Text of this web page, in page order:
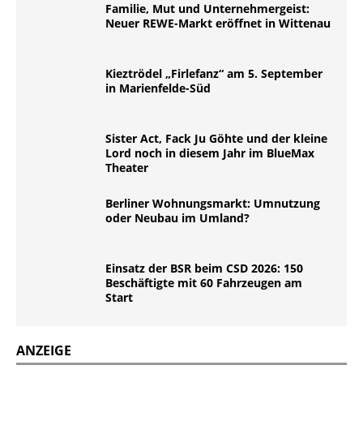
Familie, Mut und Unternehmergeist:
Neuer REWE-Markt eröffnet in Wittenau
Kieztrödel „Firlefanz“ am 5. September
in Marienfelde-Süd
Sister Act, Fack Ju Göhte und der kleine
Lord noch in diesem Jahr im BlueMax
Theater
Berliner Wohnungsmarkt: Umnutzung
oder Neubau im Umland?
Einsatz der BSR beim CSD 2026: 150
Beschäftigte mit 60 Fahrzeugen am
Start
ANZEIGE